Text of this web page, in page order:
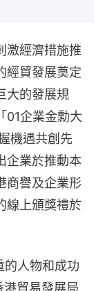
激經濟措施推
經貿發展奠定
大的發展規
01企業金勳大
機遇共創先
企業於推動本
商譽及企業形
線上頒獎禮於
的人物和成功
貿易發展局